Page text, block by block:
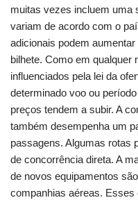
muitas vezes incluem uma
variam de acordo com o
adicionais podem
bilhete. Como em qualquer
influenciados pela lei da
determinado voo ou
preços tendem a subir. A
também desempenha um
passagens. Algumas rotas
de concorrência direta. A
de novos equipamentos
companhias aéreas.